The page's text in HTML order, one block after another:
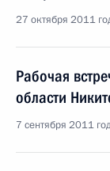
27 октября 2011
Рабочая
области
7 сентября 2011